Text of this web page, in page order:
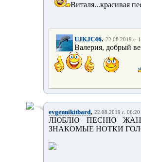
Виталя...красивая
UJKJC46, 22.08.2019 г.
Валерия, добрый
evgennikitbard, 22.08.2019 г. 06:20
ЛЮБЛЮ ПЕСНЮ
ЗНАКОМЫЕ НОТКИ